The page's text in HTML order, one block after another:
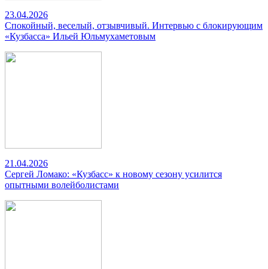
23.04.2026
Спокойный, веселый, отзывчивый. Интервью с блокирующим
«Кузбасса» Ильей Юльмухаметовым
21.04.2026
Сергей Ломако: «Кузбасс» к новому сезону усилится
опытными волейболистами